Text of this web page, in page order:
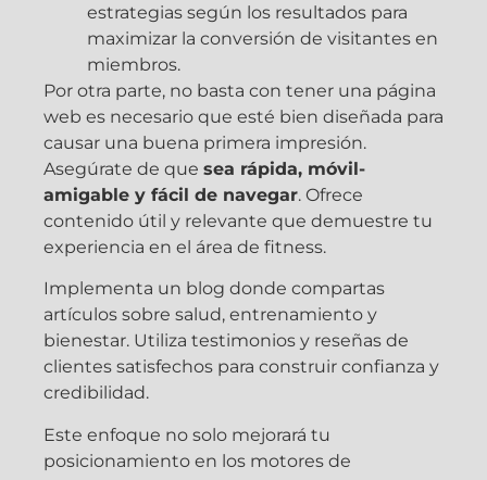
estrategias según los resultados para
maximizar la conversión de visitantes en
miembros.
Por otra parte, no basta con tener una página
web es necesario que esté bien diseñada para
causar una buena primera impresión.
Asegúrate de que sea rápida, móvil-
amigable y fácil de navegar. Ofrece
contenido útil y relevante que demuestre tu
experiencia en el área de fitness.
Implementa un blog donde compartas
artículos sobre salud, entrenamiento y
bienestar. Utiliza testimonios y reseñas de
clientes satisfechos para construir confianza y
credibilidad.
Este enfoque no solo mejorará tu
posicionamiento en los motores de